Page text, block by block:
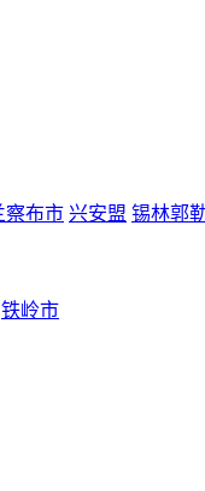
察布市 兴安盟 锡林郭
铁岭市